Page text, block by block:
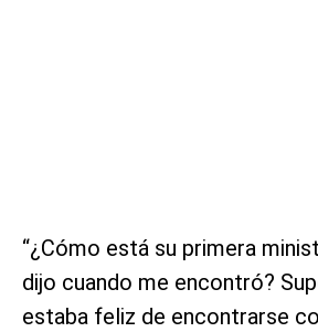
“¿Cómo está su primera
dijo cuando me encontró?
estaba feliz de encontrarse